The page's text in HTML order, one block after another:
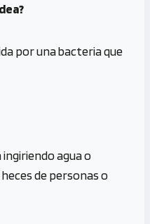
por una bacteria que
agua o
de personas o